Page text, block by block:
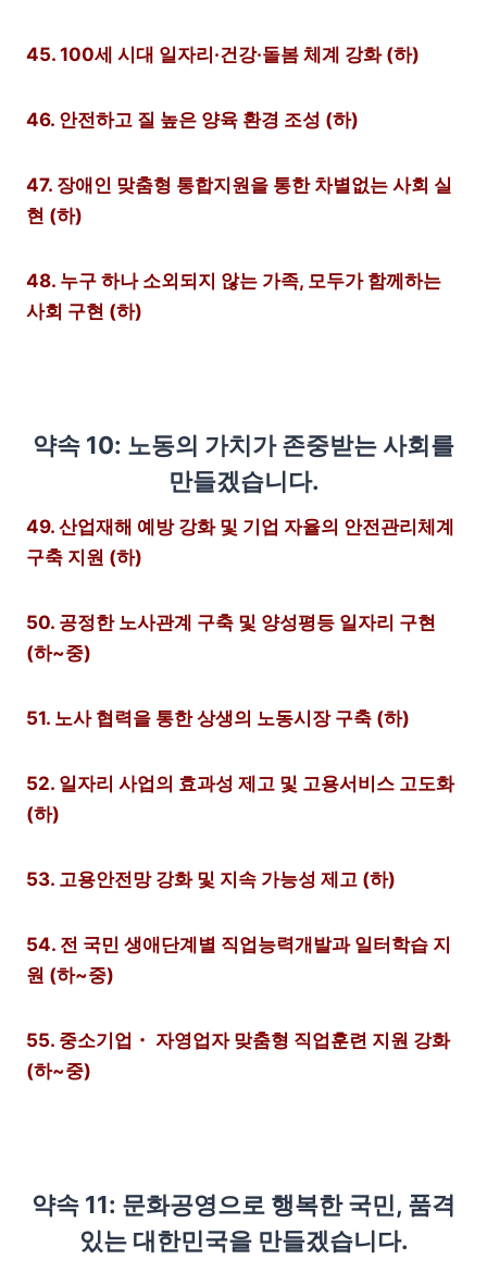
45. 100세 시대 일자리·건강·돌봄 체계 강화 (하)
46. 안전하고 질 높은 양육 환경 조성 (하)
47. 장애인 맞춤형 통합지원을 통한 차별없는 사회 실
현 (하)
48. 누구 하나 소외되지 않는 가족, 모두가 함께하는
사회 구현 (하)
약속 10: 노동의 가치가 존중받는 사회를
만들겠습니다.
49. 산업재해 예방 강화 및 기업 자율의 안전관리체계
구축 지원 (하)
50. 공정한 노사관계 구축 및 양성평등 일자리 구현
(하~중)
51. 노사 협력을 통한 상생의 노동시장 구축 (하)
52. 일자리 사업의 효과성 제고 및 고용서비스 고도화
(하)
53. 고용안전망 강화 및 지속 가능성 제고 (하)
54. 전 국민 생애단계별 직업능력개발과 일터학습 지
원 (하~중)
55. 중소기업・ 자영업자 맞춤형 직업훈련 지원 강화
(하~중)
약속 11: 문화공영으로 행복한 국민, 품격
있는 대한민국을 만들겠습니다.